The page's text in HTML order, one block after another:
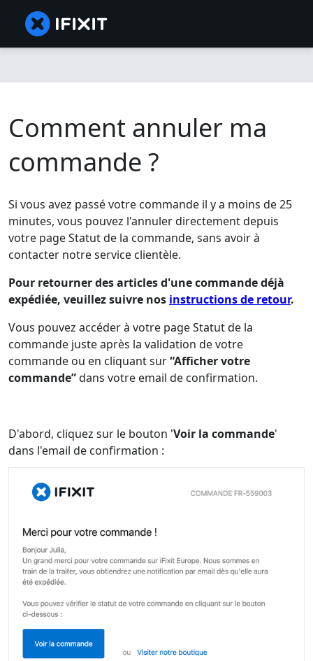
Comment annuler ma
commande ?
Si vous avez passé votre commande il y a moins de 25
minutes, vous pouvez l'annuler directement depuis
votre page Statut de la commande, sans avoir à
contacter notre service clientèle.
Pour retourner des articles d'une commande déjà
expédiée, veuillez suivre nos instructions de retour.
Vous pouvez accéder à votre page Statut de la
commande juste après la validation de votre
commande ou en cliquant sur“Afficher votre
commande”dans votre email de confirmation.
D'abord, cliquez sur le bouton 'Voir la commande'
dans l'email de confirmation :